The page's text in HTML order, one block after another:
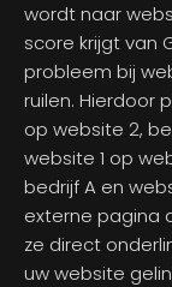
wordt naar
score krijgt van
probleem bij
ruilen. Hierdoor
op website 2,
website 1 op
bedrijf A en
externe pagina
ze direct
uw website